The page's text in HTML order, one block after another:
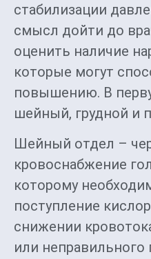
стабилизации
смысл дойти до
оценить наличие
которые могут
повышению. В
шейный, грудной и
Шейный отдел –
кровоснабжение
которому
поступление
снижении
или